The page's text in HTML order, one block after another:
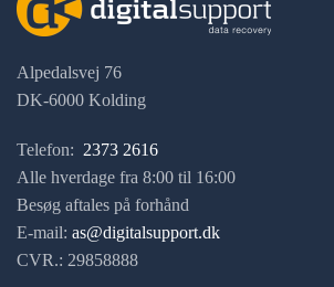
Alpedalsvej 76
DK-6000 Kolding
Telefon: 2373 2616
Alle hverdage fra 8:00 til 16:00
Besøg aftales på forhånd
E-mail: as@digitalsupport.dk
CVR.: 29858888